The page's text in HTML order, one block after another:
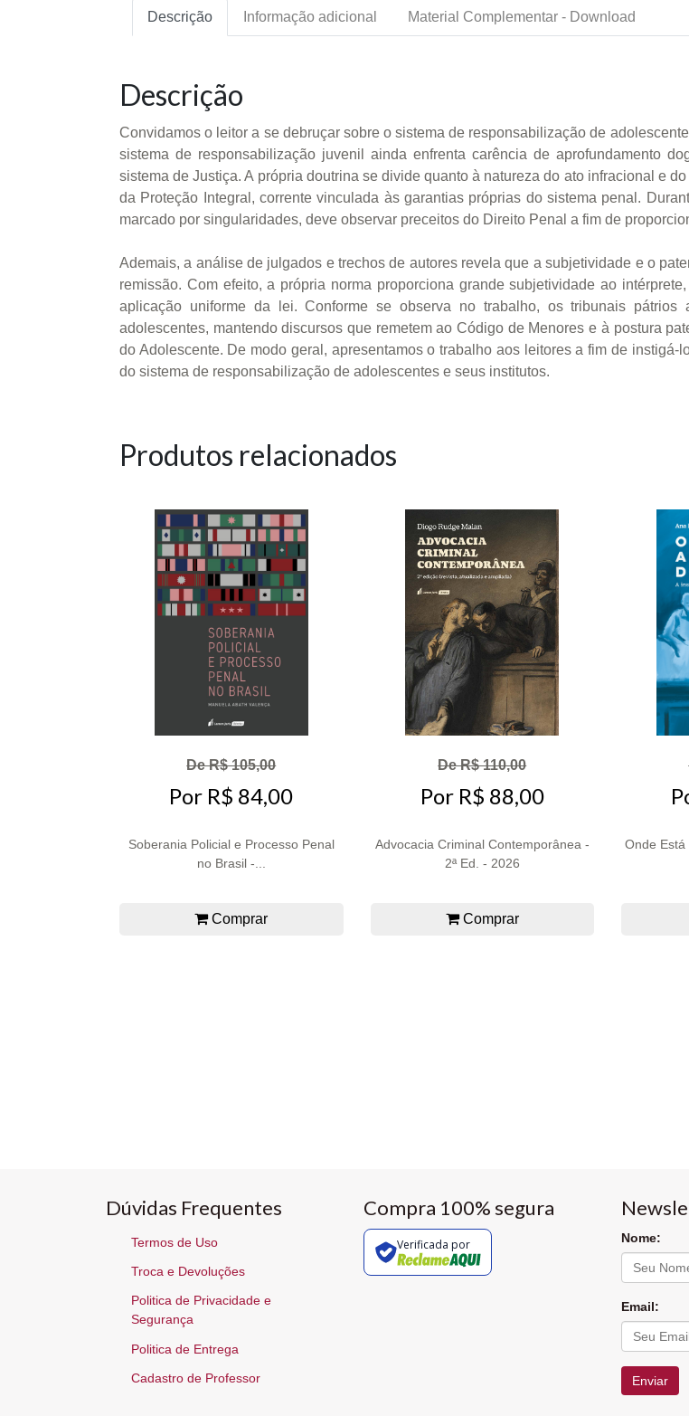
Descrição Informação adicional Material Complementar - Download
Descrição
Convidamos o leitor a se debruçar sobre o sistema de responsabilização de
sistema de responsabilização juvenil ainda enfrenta carência de aprofundamento
sistema de Justiça. A própria doutrina se divide quanto à natureza do ato infracional e
da Proteção Integral, corrente vinculada às garantias próprias do sistema penal.
marcado por singularidades, deve observar preceitos do Direito Penal a fim de
Ademais, a análise de julgados e trechos de autores revela que a subjetividade e o
remissão. Com efeito, a própria norma proporciona grande subjetividade ao
aplicação uniforme da lei. Conforme se observa no trabalho, os tribunais
adolescentes, mantendo discursos que remetem ao Código de Menores e à postura
do Adolescente. De modo geral, apresentamos o trabalho aos leitores a fim de
do sistema de responsabilização de adolescentes e seus institutos.
Produtos relacionados
De R$ 105,00
Por R$ 84,00
Soberania Policial e Processo Penal
no Brasil -...
Comprar
De R$ 110,00
Por R$ 88,00
Advocacia Criminal Contemporânea -
2ª Ed. - 2026
Comprar
Onde
Dúvidas Frequentes
Termos de Uso
Troca e Devoluções
Politica de Privacidade e
Segurança
Politica de Entrega
Cadastro de Professor
Compra 100% segura
Verificada por Nome:
Email:
Enviar